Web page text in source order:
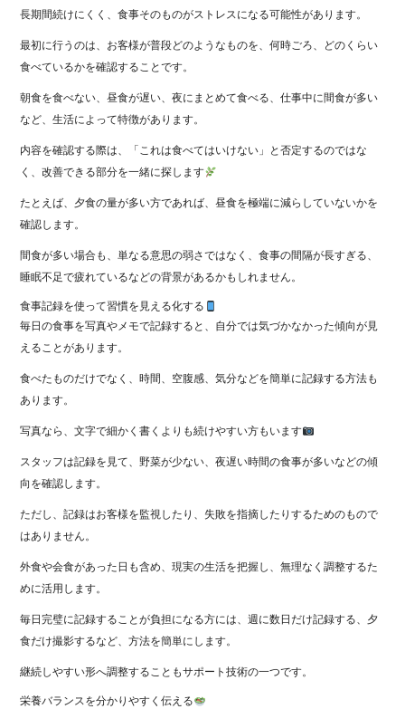
長期間続けにくく、食事そのものがストレスになる可能性があります。
最初に行うのは、お客様が普段どのようなものを、何時ごろ、どのくらい
食べているかを確認することです。
朝食を食べない、昼食が遅い、夜にまとめて食べる、仕事中に間食が多い
など、生活によって特徴があります。
内容を確認する際は、「これは食べてはいけない」と否定するのではな
く、改善できる部分を一緒に探します
たとえば、夕食の量が多い方であれば、昼食を極端に減らしていないかを
確認します。
間食が多い場合も、単なる意思の弱さではなく、食事の間隔が長すぎる、
睡眠不足で疲れているなどの背景があるかもしれません。
食事記録を使って習慣を見える化する
毎日の食事を写真やメモで記録すると、自分では気づかなかった傾向が見
えることがあります。
食べたものだけでなく、時間、空腹感、気分などを簡単に記録する方法も
あります。
写真なら、文字で細かく書くよりも続けやすい方もいます
スタッフは記録を見て、野菜が少ない、夜遅い時間の食事が多いなどの傾
向を確認します。
ただし、記録はお客様を監視したり、失敗を指摘したりするためのもので
はありません。
外食や会食があった日も含め、現実の生活を把握し、無理なく調整するた
めに活用します。
毎日完璧に記録することが負担になる方には、週に数日だけ記録する、夕
食だけ撮影するなど、方法を簡単にします。
継続しやすい形へ調整することもサポート技術の一つです。
栄養バランスを分かりやすく伝える